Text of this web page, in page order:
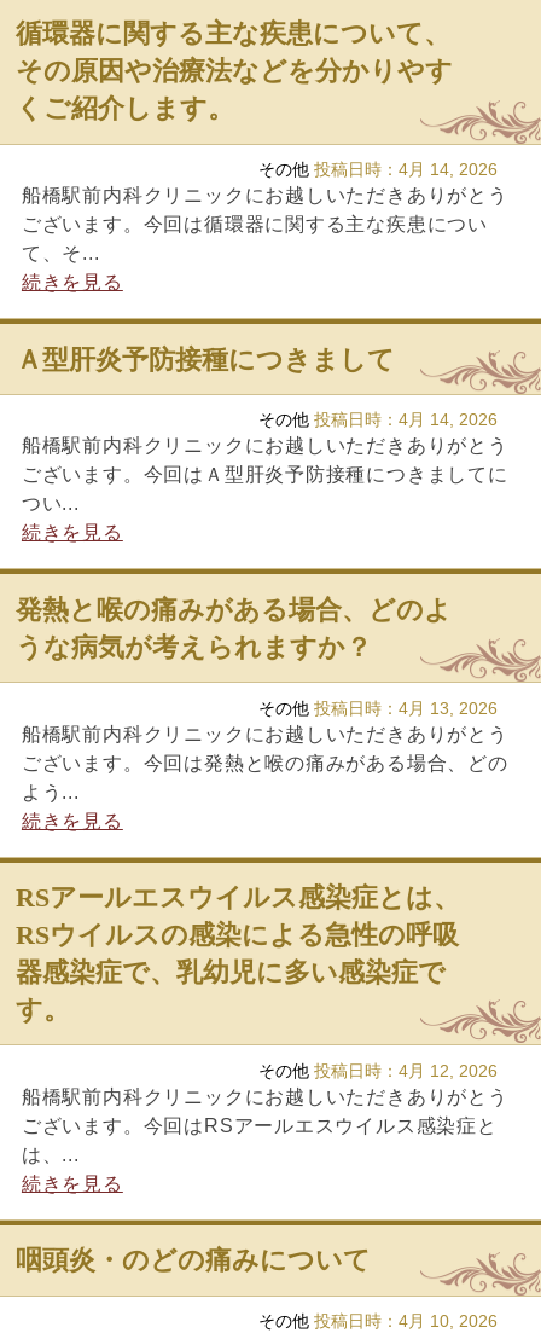
循環器に関する主な疾患について、
その原因や治療法などを分かりやす
くご紹介します。
その他 投稿日時：4月 14, 2026
船橋駅前内科クリニックにお越しいただきありがとう
ございます。今回は循環器に関する主な疾患につい
て、そ...
続きを見る
Ａ型肝炎予防接種につきまして
その他 投稿日時：4月 14, 2026
船橋駅前内科クリニックにお越しいただきありがとう
ございます。今回はＡ型肝炎予防接種につきましてに
つい...
続きを見る
発熱と喉の痛みがある場合、どのよ
うな病気が考えられますか？
その他 投稿日時：4月 13, 2026
船橋駅前内科クリニックにお越しいただきありがとう
ございます。今回は発熱と喉の痛みがある場合、どの
よう...
続きを見る
RSアールエスウイルス感染症とは、
RSウイルスの感染による急性の呼吸
器感染症で、乳幼児に多い感染症で
す。
その他 投稿日時：4月 12, 2026
船橋駅前内科クリニックにお越しいただきありがとう
ございます。今回はRSアールエスウイルス感染症と
は、...
続きを見る
咽頭炎・のどの痛みについて
その他 投稿日時：4月 10, 2026